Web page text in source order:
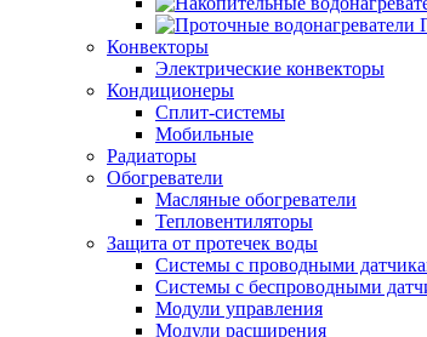
Конвекторы
Электрические конвекторы
Кондиционеры
Сплит-системы
Мобильные
Радиаторы
Обогреватели
Масляные обогреватели
Тепловентиляторы
Защита от протечек воды
Системы с проводными
Системы с беспроводными
Модули управления
Модули расширения